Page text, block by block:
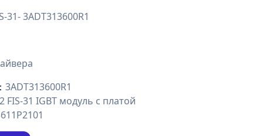
31- 3ADT313600R1
3ADT313600R1
FIS-31 IGBT модуль с платой